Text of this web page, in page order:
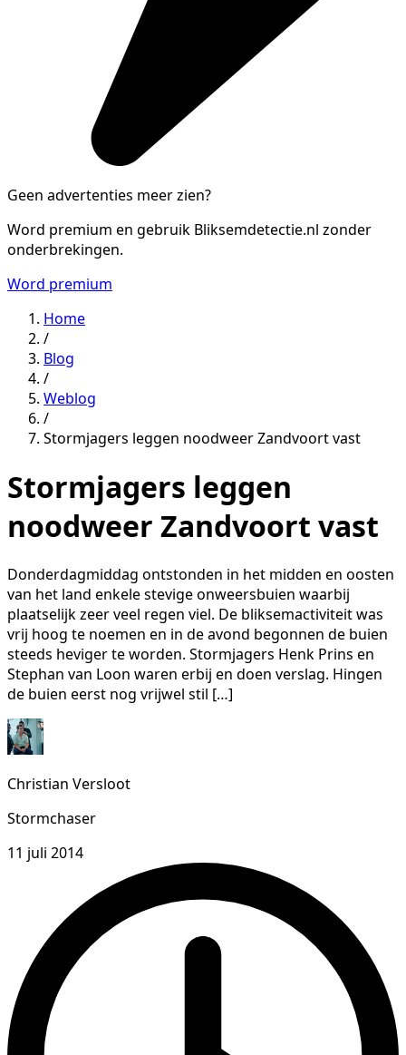
Geen advertenties meer zien?
Word premium en gebruik Bliksemdetectie.nl zonder
onderbrekingen.
Word premium
Home
/
Blog
/
Weblog
/
Stormjagers leggen noodweer Zandvoort vast
Stormjagers leggen
noodweer Zandvoort vast
Donderdagmiddag ontstonden in het midden en oosten
van het land enkele stevige onweersbuien waarbij
plaatselijk zeer veel regen viel. De bliksemactiviteit was
vrij hoog te noemen en in de avond begonnen de buien
steeds heviger te worden. Stormjagers Henk Prins en
Stephan van Loon waren erbij en doen verslag. Hingen
de buien eerst nog vrijwel stil […]
Christian Versloot
Stormchaser
11 juli 2014